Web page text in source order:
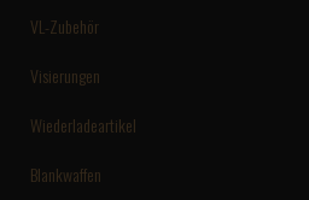
VL-Zubehör
Visierungen
Wiederladeartikel
Blankwaffen